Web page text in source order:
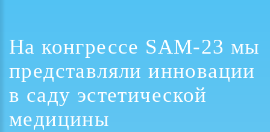
На конгрессе SAM-23 мы
представляли инновации
в саду эстетической
медицины